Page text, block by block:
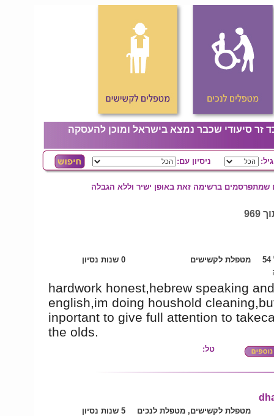
זר סיעודי שכבר נמצא בישראל ומוכן להעסקה
גיל: ניסיון עם:
שמתפרסמים ברשימה זאת באופן ישיר וללא הגבלה
מטפלת לקשישים
0 שנות נסיון
hardwork honest,hebrew speaking and
english,im doing houshold
inportant to give full attention to
the olds.
טל:
מטפלת לקשישים, מטפלת לנכים
5 שנות נסיון